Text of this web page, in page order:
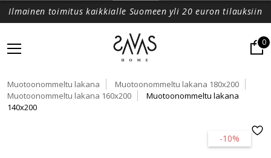
Ilmainen toimitus kaikkialle Suomeen yli 20 euron tilauksiin
0
Muotoonommeltu lakana
Muotoonommeltu lakana 180x200
Muotoonommeltu lakana 160x200
Muotoonommeltu lakana
140x200
-10%